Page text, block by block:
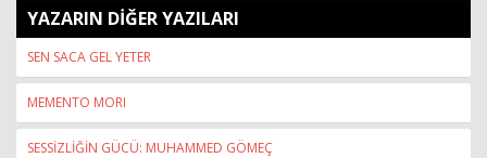
YAZARIN DİĞER YAZILARI
SEN SACA GEL YETER
MEMENTO MORI
SESSİZLİĞİN GÜCÜ: MUHAMMED GÖMEÇ